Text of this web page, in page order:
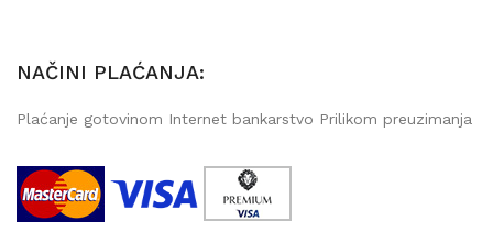
NAČINI PLAĆANJA:
Plaćanje gotovinom Internet bankarstvo Prilikom preuzimanja